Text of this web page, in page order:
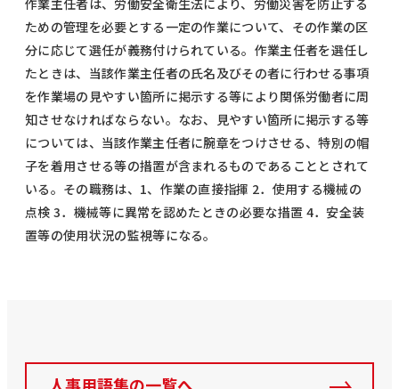
作業主任者は、労働安全衛生法により、労働災害を防止する
ための管理を必要とする一定の作業について、その作業の区
分に応じて選任が義務付けられている。作業主任者を選任し
たときは、当該作業主任者の氏名及びその者に行わせる事項
を作業場の見やすい箇所に掲示する等により関係労働者に周
知させなければならない。なお、見やすい箇所に掲示する等
については、当該作業主任者に腕章をつけさせる、特別の帽
子を着用させる等の措置が含まれるものであることとされて
いる。その職務は、1、作業の直接指揮 2．使用する機械の
点検 3．機械等に異常を認めたときの必要な措置 4．安全装
置等の使用状況の監視等になる。